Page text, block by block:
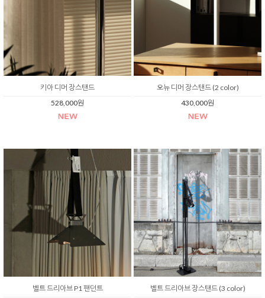
키아 디머 장스탠드
528,000원
오뉴 디머 장스탠드 (2 color)
430,000원
벨트 드리아브 P1 팬던트 벨트 드리아브 장스탠드 (3 color)